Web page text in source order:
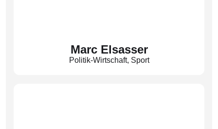
Marc Elsasser
Politik-Wirtschaft, Sport